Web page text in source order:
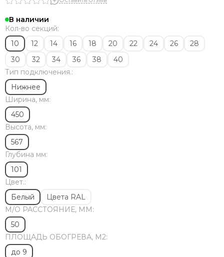
Dia Norm
StrongHot
Steel Hot
Zenith
ЦДМ
Purmo
Unilux
Purmo Delta
Rifar Tubog
Arbonia
КЗТО
Bronto
Bareng
Royal Thermo
В наличии
Кол-во секций:
10
12 14 16 18 20 22 24 26
28
30
32 34 36 38
40
Тип подключения.:
Нижнее
Ширина, мм:
450
Высота, мм:
567
Глубина мм:
101
Цвет.:
Белый
Цвета RAL
М/O РАССТОЯНИЕ, ММ:
50
ПЛОЩАДЬ ОБОГРЕВА, М2:
до 9